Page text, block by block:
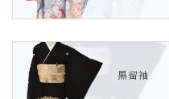
黒留袖